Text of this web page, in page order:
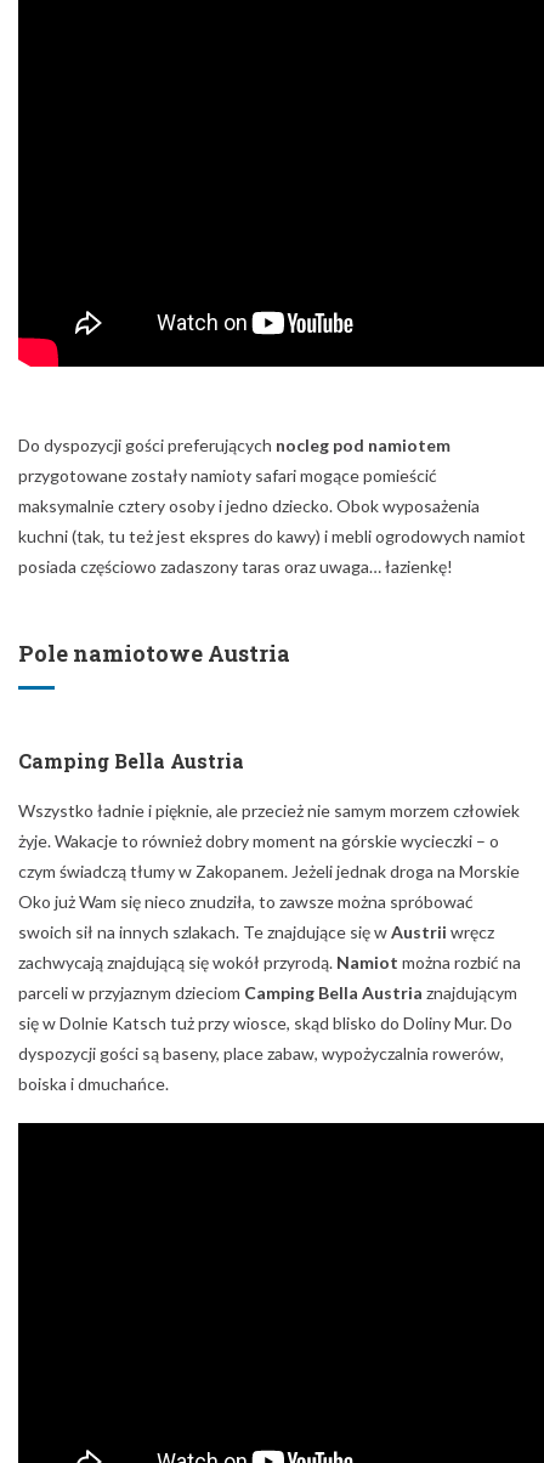
Do dyspozycji gości preferujących nocleg pod namiotem
przygotowane zostały namioty safari mogące pomieścić
maksymalnie cztery osoby i jedno dziecko. Obok wyposażenia
kuchni (tak, tu też jest ekspres do kawy) i mebli ogrodowych namiot
posiada częściowo zadaszony taras oraz uwaga… łazienkę!
Pole namiotowe Austria
Camping Bella Austria
Wszystko ładnie i pięknie, ale przecież nie samym morzem człowiek
żyje. Wakacje to również dobry moment na górskie wycieczki – o
czym świadczą tłumy w Zakopanem. Jeżeli jednak droga na Morskie
Oko już Wam się nieco znudziła, to zawsze można spróbować
swoich sił na innych szlakach. Te znajdujące się wAustrii wręcz
zachwycają znajdującą się wokół przyrodą. Namiot można rozbić na
parceli w przyjaznym dzieciom Camping Bella Austria znajdującym
się w Dolnie Katsch tuż przy wiosce, skąd blisko do Doliny Mur. Do
dyspozycji gości są baseny, place zabaw, wypożyczalnia rowerów,
boiska i dmuchańce.